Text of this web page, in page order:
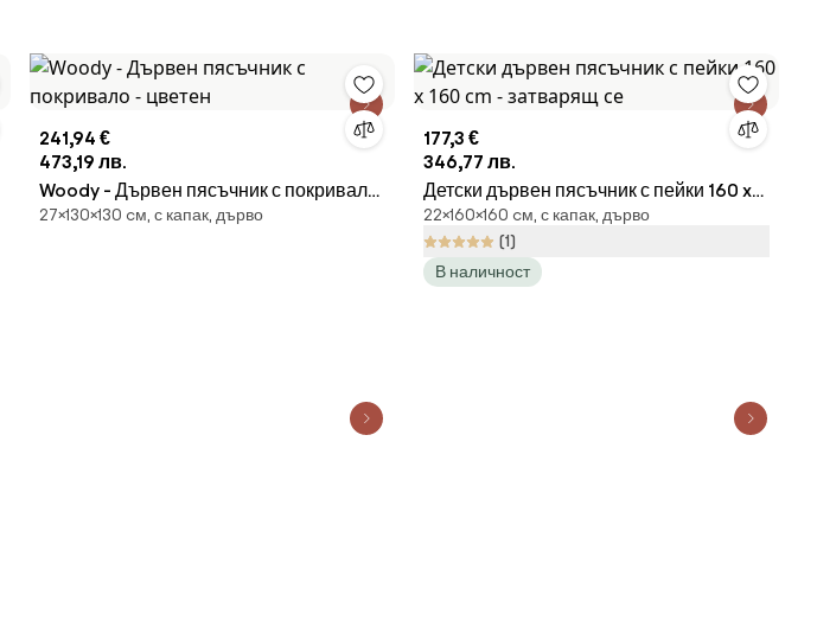
241,94 €
473,19 лв.
Woody - Дървен пясъчник с покривало
- цветен
27×130×130 cм, с капак, дърво
177,3 €
346,77 лв.
Детски дървен пясъчник с пейки 160 x
160 cm - затварящ се
22×160×160 cм, с капак, дърво
(1)
В наличност